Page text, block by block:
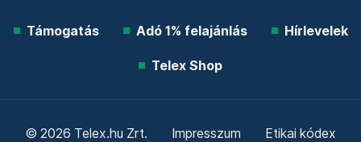
Támogatás Adó 1% felajánlás Hírlevelek
Telex Shop
© 2026 Telex.hu Zrt. Impresszum Etikai kódex